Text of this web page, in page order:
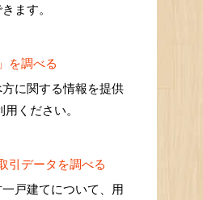
ます。
を調べる
に関する情報を提供
ください。
引データを調べる
戸建てについて、用